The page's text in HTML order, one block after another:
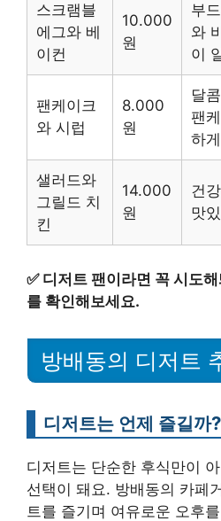
스크램블
에그와 베
이컨
10.000
원
부
와
이
팬케이크
와 시럽
8.000
원
달
팬
하
샐러드와
그릴드 치
킨
14.000
원
건
맛
✅ 디저트 팬이라면 꼭 시도
를 확인해보세요.
방배동의 디저트
디저트는 언제 즐길까?
디저트는 단순한 후식만이
선택이 돼요. 방배동의 카페
트를 즐기며 여유로운 오후